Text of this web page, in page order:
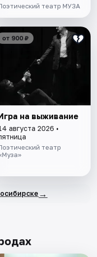
театр МУЗА
от 900 ₽
на выживание
августа 2026 •
театр
→